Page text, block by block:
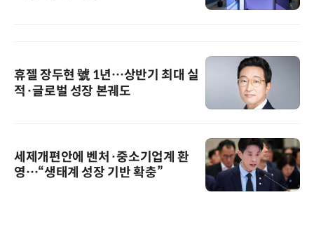
휴젤 장두현 號 1년…상반기 최대 실
적·글로벌 성장 본궤도
세제개편안에 벤처·중소기업계 환
영…“생태계 성장 기반 확충”